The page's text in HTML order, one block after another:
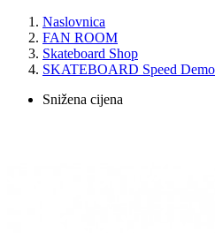
Naslovnica
FAN ROOM
Skateboard Shop
SKATEBOARD Speed
Snižena cijena